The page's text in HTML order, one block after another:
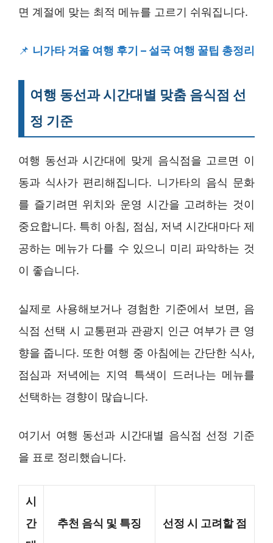
면 계절에 맞는 최적 메뉴를 고르기 쉬워집니다.
📌 니가타 겨울 여행 후기 – 설국 여행 꿀팁 총정리
여행 동선과 시간대별 맞춤 음식점 선
정 기준
여행 동선과 시간대에 맞게 음식점을 고르면 이
동과 식사가 편리해집니다. 니가타의 음식 문화
를 즐기려면 위치와 운영 시간을 고려하는 것이
중요합니다. 특히 아침, 점심, 저녁 시간대마다 제
공하는 메뉴가 다를 수 있으니 미리 파악하는 것
이 좋습니다.
실제로 사용해보거나 경험한 기준에서 보면, 음
식점 선택 시 교통편과 관광지 인근 여부가 큰 영
향을 줍니다. 또한 여행 중 아침에는 간단한 식사,
점심과 저녁에는 지역 특색이 드러나는 메뉴를
선택하는 경향이 많습니다.
여기서 여행 동선과 시간대별 음식점 선정 기준
을 표로 정리했습니다.
시
간
추천 음식 및 특징 선정 시 고려할 점